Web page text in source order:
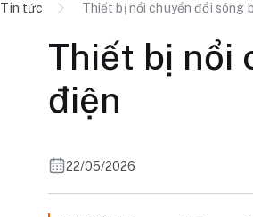
Tin tức Thiết bị nổi chuyển đổi sóng
Thiết bị nổi
điện
22/05/2026